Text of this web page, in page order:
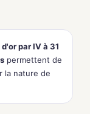
par IV à 31
permettent de
la nature de